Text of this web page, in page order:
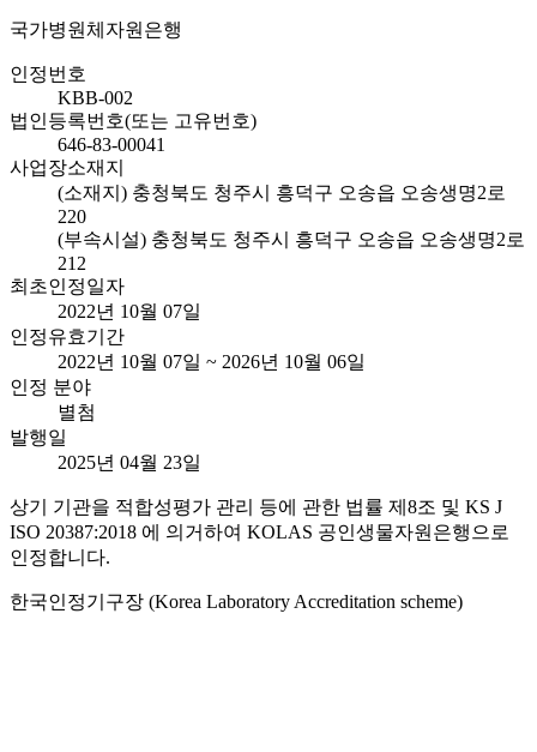
국가병원체자원은행
인정번호
KBB-002
법인등록번호(또는 고유번호)
646-83-00041
사업장소재지
(소재지) 충청북도 청주시 흥덕구 오송읍 오송생명2로
220
(부속시설) 충청북도 청주시 흥덕구 오송읍 오송생명2로
212
최초인정일자
2022년 10월 07일
인정유효기간
2022년 10월 07일 ~ 2026년 10월 06일
인정 분야
별첨
발행일
2025년 04월 23일
상기 기관을 적합성평가 관리 등에 관한 법률 제8조 및 KS J
ISO 20387:2018 에 의거하여 KOLAS 공인생물자원은행으로
인정합니다.
한국인정기구장 (Korea Laboratory Accreditation scheme)